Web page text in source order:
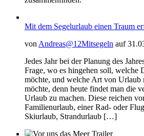
Mit dem Segelurlaub einen Traum
von Andreas@12Mitsegeln auf
Jedes Jahr bei der Planung des
Frage, wo es hingehen soll, welche
möchte, und welche Art von Urlaub
möchte, denn heute findet man die
Urlaub zu machen. Diese reichen
Familienurlaub, einer Rad- oder
Skiurlaub, Strandurlaub […]